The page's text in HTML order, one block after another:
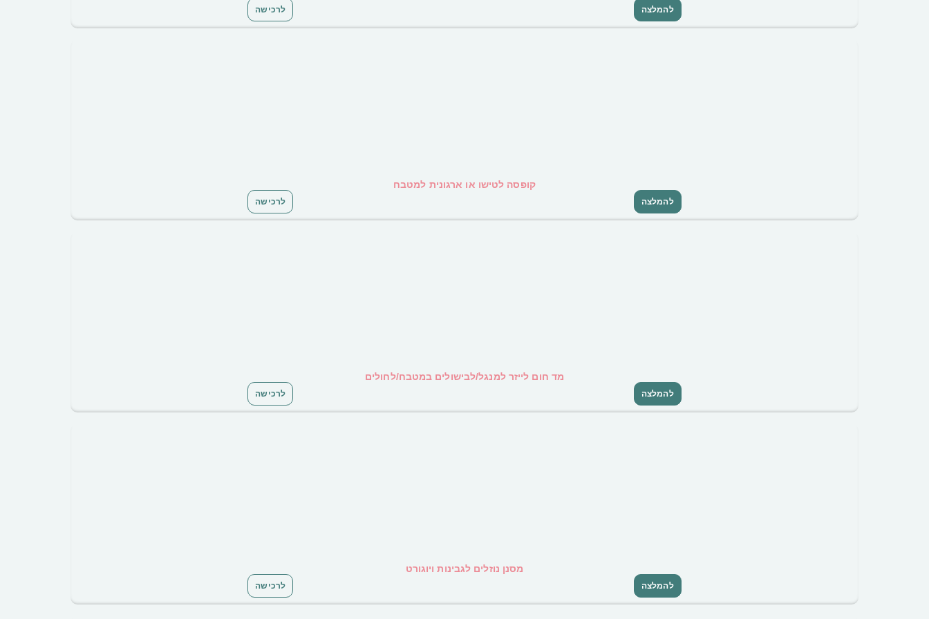
להמלצה לרכישה
קופסה לטישו או ארגונית למטבח
להמלצה לרכישה
מד חום לייזר למנגל/לבישולים במטבח/לחולים
להמלצה לרכישה
מסנן נוזלים לגבינות ויוגורט
להמלצה לרכישה